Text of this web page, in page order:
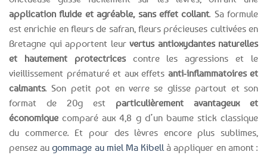
application fluide et agréable, sans effet collant. Sa formule
est enrichie en fleurs de safran, fleurs précieuses cultivées en
Bretagne qui apportent leur vertus antioxydantes naturelles
et hautement protectricescontre les agressions et le
vieillissement prématuré et aux effets anti-inflammatoires et
calmants. Son petit pot en verre se glisse partout et son
format de 20g est particulièrement avantageux et
économique comparé aux 4,8 g d’un baume stick classique
du commerce. Et pour des lèvres encore plus sublimes,
pensez augommage au miel Ma Kibell à appliquer en amont :